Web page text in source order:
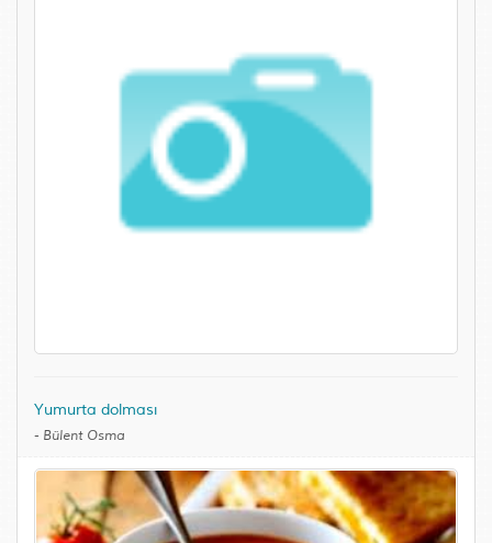
Yumurta dolması
- Bülent Osma